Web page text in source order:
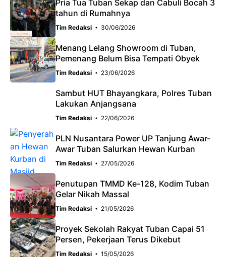
o
o
A
p
a
m
Pria Tua Tuban Sekap dan Cabuli Bocah 3
tahun di Rumahnya
Tim Redaksi 30/06/2026
Menang Lelang Showroom di Tuban,
Pemenang Belum Bisa Tempati Obyek
Tim Redaksi 23/06/2026
Sambut HUT Bhayangkara, Polres Tuban
Lakukan Anjangsana
Tim Redaksi 22/06/2026
PLN Nusantara Power UP Tanjung Awar-
Awar Tuban Salurkan Hewan Kurban
Tim Redaksi 27/05/2026
Penutupan TMMD Ke-128, Kodim Tuban
Gelar Nikah Massal
Tim Redaksi 21/05/2026
Proyek Sekolah Rakyat Tuban Capai 51
Persen, Pekerjaan Terus Dikebut
Tim Redaksi 15/05/2026